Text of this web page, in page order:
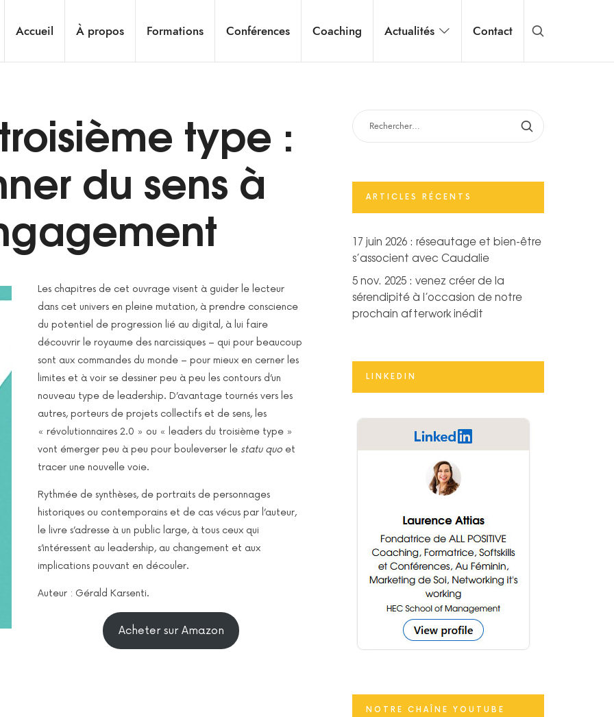
Accueil À propos Formations Conférences Coaching Actualités Contact
type :
du sens à
Les chapitres de cet ouvrage visent à guider le lecteur
dans cet univers en pleine mutation, à prendre conscience
du potentiel de progression lié au digital, à lui faire
découvrir le royaume des narcissiques – qui pour beaucoup
sont aux commandes du monde – pour mieux en cerner les
limites et à voir se dessiner peu à peu les contours d’un
nouveau type de leadership. D’avantage tournés vers les
autres, porteurs de projets collectifs et de sens, les
« révolutionnaires 2.0 » ou « leaders du troisième type »
vont émerger peu à peu pour bouleverser le statu quo et
tracer une nouvelle voie.
Rythmée de synthèses, de portraits de personnages
historiques ou contemporains et de cas vécus par l’auteur,
le livre s’adresse à un public large, à tous ceux qui
s’intéressent au leadership, au changement et aux
implications pouvant en découler.
Auteur : Gérald Karsenti.
Acheter sur Amazon
RECHERCHER :
ARTICLES RÉCENTS
17 juin 2026 : réseautage et bien-être
s’associent avec Caudalie
5 nov. 2025 : venez créer de la
sérendipité à l’occasion de notre
prochain afterwork inédit
LINKEDIN
NOTRE CHAÎNE YOUTUBE